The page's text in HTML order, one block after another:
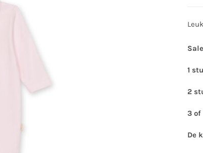
1
2
3 of
De